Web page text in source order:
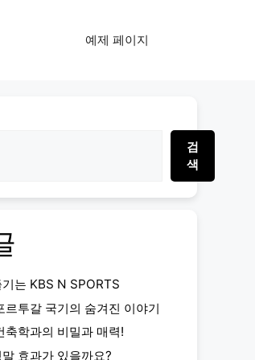
예제 페이지
검
색
는 KBS N SPORTS
르투갈 국기의 숨겨진 이야기
축학과의 비밀과 매력!
효과가 있을까요?